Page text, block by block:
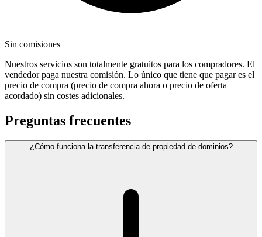
Sin comisiones
Nuestros servicios son totalmente gratuitos para los compradores. El
vendedor paga nuestra comisión. Lo único que tiene que pagar es el
precio de compra (precio de compra ahora o precio de oferta
acordado) sin costes adicionales.
Preguntas frecuentes
¿Cómo funciona la transferencia de propiedad de dominios?